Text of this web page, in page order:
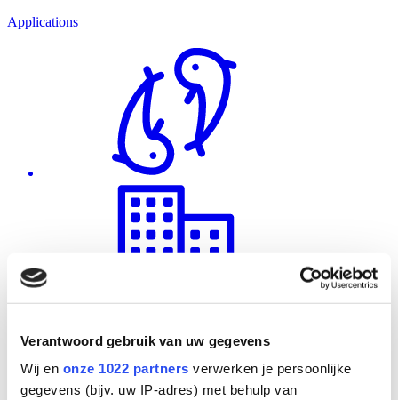
Verantwoord gebruik van uw gegevens
Wij en onze 1022 partners verwerken je persoonlijke
gegevens (bijv. uw IP-adres) met behulp van
Applications